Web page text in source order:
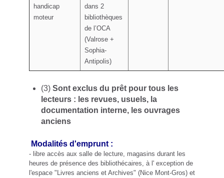
handicap
moteur
dans 2
bibliothèques
de l’OCA
(Valrose +
Sophia-
Antipolis)
(3) Sont exclus du prêt pour tous les
lecteurs : les revues, usuels, la
documentation interne, les ouvrages
anciens
Modalités d'emprunt :
- libre accès aux salle de lecture, magasins durant les
heures de présence des bibliothécaires, à l' exception de
l'espace "Livres anciens et Archives" (Nice Mont-Gros) et